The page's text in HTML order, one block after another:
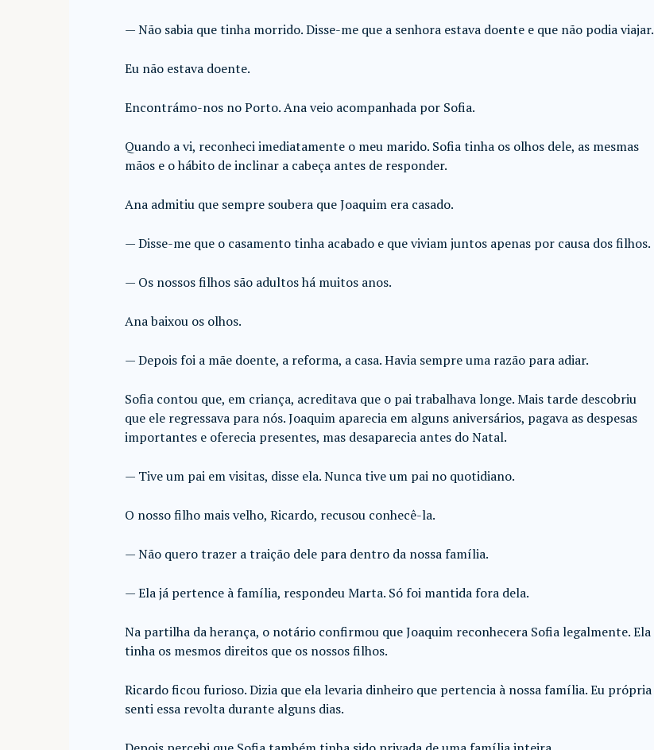
— Não sabia que tinha morrido. Disse-me que a senhora estava doente e que não podia viajar.
Eu não estava doente.
Encontrámo-nos no Porto. Ana veio acompanhada por Sofia.
Quando a vi, reconheci imediatamente o meu marido. Sofia tinha os olhos dele, as mesmas
mãos e o hábito de inclinar a cabeça antes de responder.
Ana admitiu que sempre soubera que Joaquim era casado.
— Disse-me que o casamento tinha acabado e que viviam juntos apenas por causa dos filhos.
— Os nossos filhos são adultos há muitos anos.
Ana baixou os olhos.
— Depois foi a mãe doente, a reforma, a casa. Havia sempre uma razão para adiar.
Sofia contou que, em criança, acreditava que o pai trabalhava longe. Mais tarde descobriu
que ele regressava para nós. Joaquim aparecia em alguns aniversários, pagava as despesas
importantes e oferecia presentes, mas desaparecia antes do Natal.
— Tive um pai em visitas, disse ela. Nunca tive um pai no quotidiano.
O nosso filho mais velho, Ricardo, recusou conhecê-la.
— Não quero trazer a traição dele para dentro da nossa família.
— Ela já pertence à família, respondeu Marta. Só foi mantida fora dela.
Na partilha da herança, o notário confirmou que Joaquim reconhecera Sofia legalmente. Ela
tinha os mesmos direitos que os nossos filhos.
Ricardo ficou furioso. Dizia que ela levaria dinheiro que pertencia à nossa família. Eu própria
senti essa revolta durante alguns dias.